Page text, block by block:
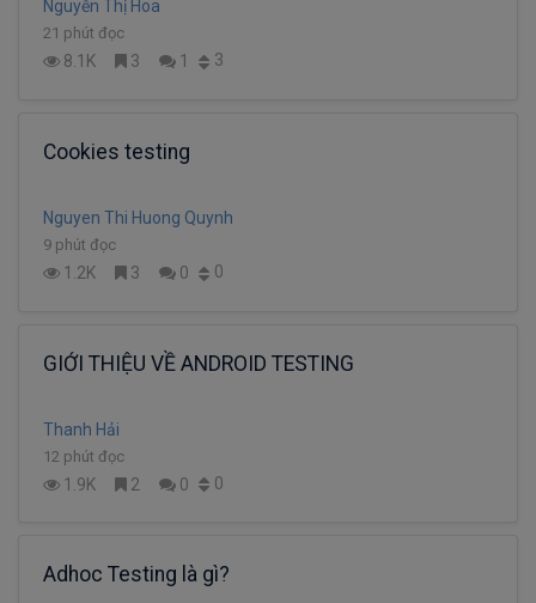
Nguyễn Thị Hoa
21 phút đọc
8.1K 3 1 3
Cookies testing
Nguyen Thi Huong Quynh
9 phút đọc
1.2K 3 0 0
GIỚI THIỆU VỀ ANDROID TESTING
Thanh Hải
12 phút đọc
1.9K 2 0 0
Adhoc Testing là gì?